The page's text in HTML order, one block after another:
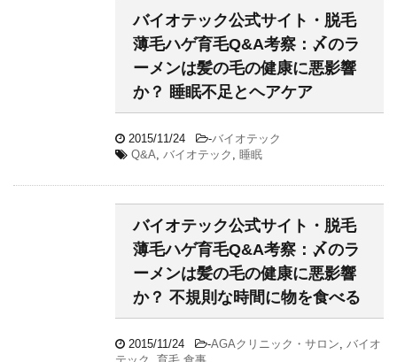
バイオテック公式サイト・脱毛
薄毛ハゲ育毛Q&A考察：〆のラ
ーメンは髪の毛の健康に悪影響
か？ 睡眠不足とヘアケア
2015/11/24 -バイオテック
Q&A
バイオテック 睡眠
バイオテック公式サイト・脱毛
薄毛ハゲ育毛Q&A考察：〆のラ
ーメンは髪の毛の健康に悪影響
か？ 不規則な時間に物を食べる
2015/11/24 -AGAクリニック・サロン
バイオ